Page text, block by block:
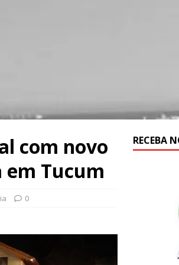
com novo
em Tucum
0
RECEBA